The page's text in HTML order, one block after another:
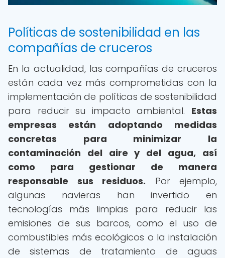
Políticas de sostenibilidad en las
compañías de cruceros
En la actualidad, las compañías de cruceros
están cada vez más comprometidas con la
implementación de políticas de sostenibilidad
para reducir su impacto ambiental. Estas
empresas están adoptando medidas
concretas para minimizar la
contaminación del aire y del agua, así
como para gestionar de manera
responsable sus residuos. Por ejemplo,
algunas navieras han invertido en
tecnologías más limpias para reducir las
emisiones de sus barcos, como el uso de
combustibles más ecológicos o la instalación
de sistemas de tratamiento de aguas